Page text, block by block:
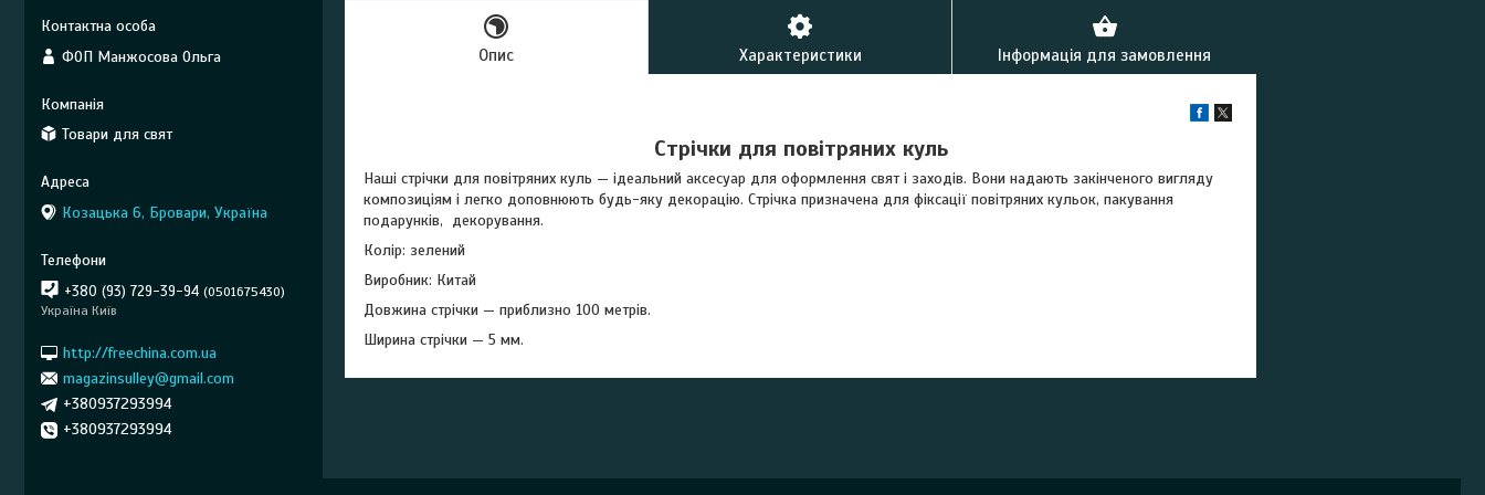
Опис Характеристики Інформація для замовлення
Стрічки для повітряних куль
Наші стрічки для повітряних куль — ідеальний аксесуар для оформлення свят і заходів. Вони надають закінченого вигляду
композиціям і легко доповнюють будь-яку декорацію. Стрічка призначена для фіксації повітряних кульок, пакування
подарунків, декорування.
Колір: зелений
Виробник: Китай
Довжина стрічки — приблизно 100 метрів.
Ширина стрічки — 5 мм.
ФОП Манжосова Ольга
Товари для свят
Козацька 6, Бровари, Україна
+380 (93) 729-39-94 0501675430
Україна Київ
http://freechina.com.ua
magazinsulley@gmail.com
+380937293994
+380937293994